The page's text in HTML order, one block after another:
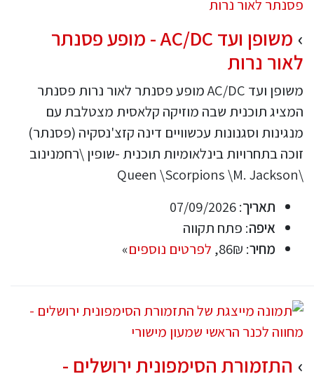
משופן ועד AC/DC - מופע פסנתר
לאור נרות
משופן ועד AC/DC מופע פסנתר לאור נרות פסנתר
המציג תוכנית שבה מוזיקה קלאסית מצטלבת עם
מנגינות וסגנונות עכשוויים דינה קזצ'נסקיה (פסנתר)
זוכה בתחרויות בינלאומיות תוכנית -שופין \רחמנינוב
\Queen \Scorpions \M. Jackson
תאריך: 07/09/2026
איפה: פתח תקווה
מחיר: 86₪, לפרטים נוספים»
התזמורת הסימפונית ירושלים -